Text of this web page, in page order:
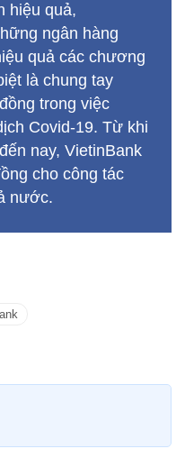
hiệu quả,
ngân hàng
quả các chương
là chung tay
trong việc
Covid-19. Từ khi
nay, VietinBank
cho công tác
nước.